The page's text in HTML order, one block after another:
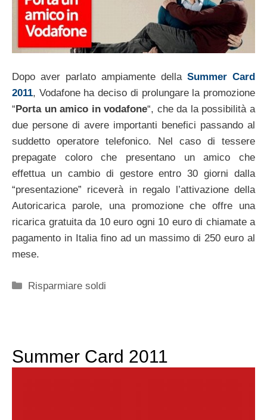
Dopo aver parlato ampiamente della Summer Card
2011, Vodafone ha deciso di prolungare la promozione
“Porta un amico in vodafone“, che da la possibilità a
due persone di avere importanti benefici passando al
suddetto operatore telefonico. Nel caso di tessere
prepagate coloro che presentano un amico che
effettua un cambio di gestore entro 30 giorni dalla
“presentazione” riceverà in regalo l’attivazione della
Autoricarica parole, una promozione che offre una
ricarica gratuita da 10 euro ogni 10 euro di chiamate a
pagamento in Italia fino ad un massimo di 250 euro al
mese.
Categorie
Risparmiare soldi
Summer Card 2011